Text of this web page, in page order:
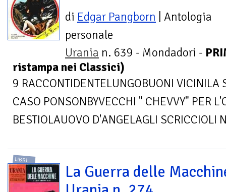
di Edgar Pangborn | Antologia
personale
Urania n. 639 - Mondadori -
ristampa nei Classici)
9 RACCONTIDENTELUNGOBUONI
CASO PONSONBYVECCHI " CHEVVY" PER
BESTIOLAUOVO D'ANGELAGLI SCRICCIOLI
LIBRI
La Guerra delle